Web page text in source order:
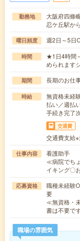
勤務地
大阪府四條
忍ケ丘駅か
曜日頻度 週2日～5
時間
★1日4時間
められます
期間 長期のお仕
時給
無資格未経
払い／週払
手続き完了
交通費
交通費支給
仕事内容
看護助手
≪病院でち
イキング〇
応募資格
職種未経験
要
≪無資格・
書は不要で
職場の雰囲気